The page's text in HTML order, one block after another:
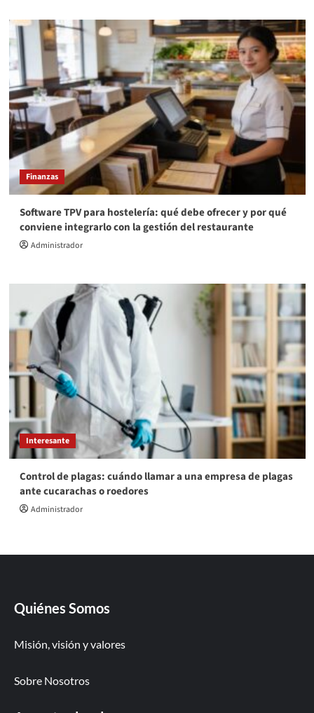
Finanzas
Software TPV para hostelería: qué debe ofrecer y por qué
conviene integrarlo con la gestión del restaurante
Administrador
Interesante
Control de plagas: cuándo llamar a una empresa de plagas
ante cucarachas o roedores
Administrador
Quiénes Somos
Misión, visión y valores
Sobre Nosotros